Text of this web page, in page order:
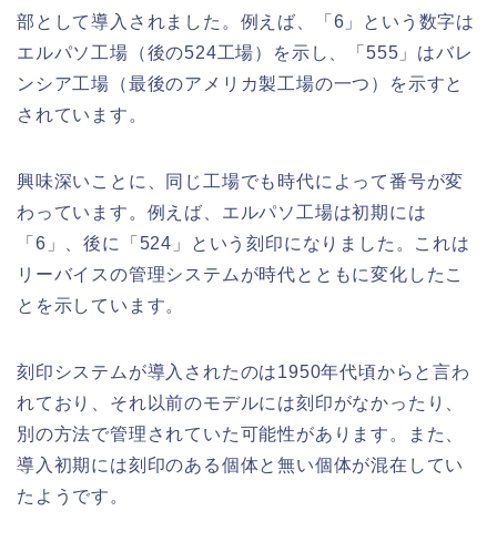
部として導入されました。例えば、「6」という数字は
エルパソ工場（後の524工場）を示し、「555」はバレ
ンシア工場（最後のアメリカ製工場の一つ）を示すと
されています。
興味深いことに、同じ工場でも時代によって番号が変
わっています。例えば、エルパソ工場は初期には
「6」、後に「524」という刻印になりました。これは
リーバイスの管理システムが時代とともに変化したこ
とを示しています。
刻印システムが導入されたのは1950年代頃からと言わ
れており、それ以前のモデルには刻印がなかったり、
別の方法で管理されていた可能性があります。また、
導入初期には刻印のある個体と無い個体が混在してい
たようです。